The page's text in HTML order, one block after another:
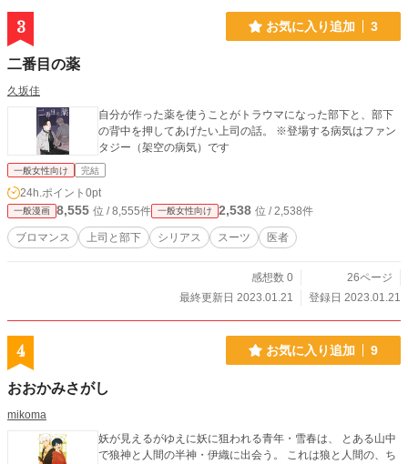
3 お気に入り追加 3
二番目の薬
久坂佳
自分が作った薬を使うことがトラウマになった部下と、部下
の背中を押してあげたい上司の話。 ※登場する病気はファン
タジー（架空の病気）です
一般女性向け 完結
24h.ポイント 0pt
一般漫画 8,555 位 / 8,555件 一般女性向け 2,538 位 / 2,538件
ブロマンス 上司と部下 シリアス スーツ 医者
感想数 0
26ページ
最終更新日 2023.01.21
登録日 2023.01.21
4 お気に入り追加 9
おおかみさがし
mikoma
妖が見えるがゆえに妖に狙われる青年・雪春は、 とある山中
で狼神と人間の半神・伊織に出会う。 これは狼と人間の、ち